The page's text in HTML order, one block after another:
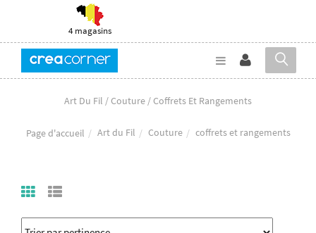
4 magasins
Art Du Fil / Couture / Coffrets Et Rangements
Page d'accueil Art du Fil Couture coffrets et rangements